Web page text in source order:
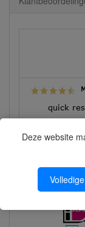
Deze website
quick
Betalen kunt u